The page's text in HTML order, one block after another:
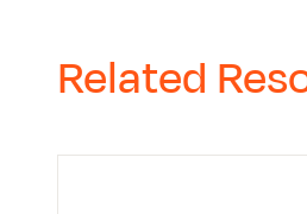
Related